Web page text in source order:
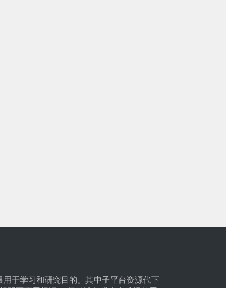
于学习和研究目的。其中子平台资源代下